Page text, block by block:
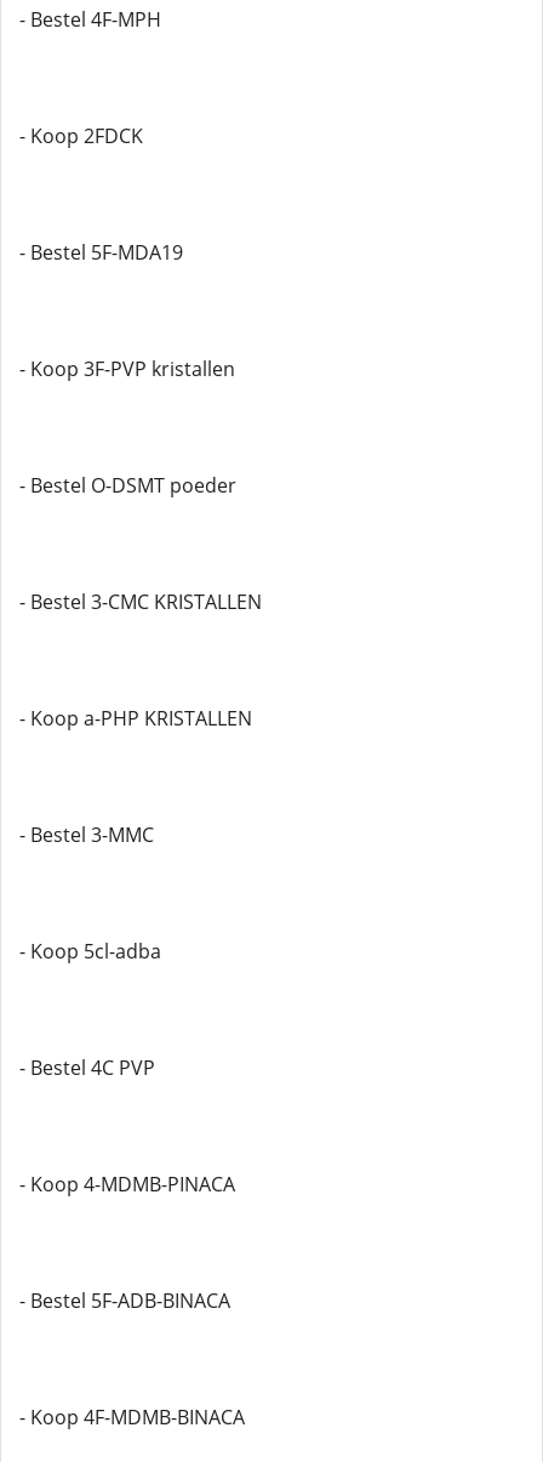
- Bestel 4F-MPH
- Koop 2FDCK
- Bestel 5F-MDA19
- Koop 3F-PVP kristallen
- Bestel O-DSMT poeder
- Bestel 3-CMC KRISTALLEN
- Koop a-PHP KRISTALLEN
- Bestel 3-MMC
- Koop 5cl-adba
- Bestel 4C PVP
- Koop 4-MDMB-PINACA
- Bestel 5F-ADB-BINACA
- Koop 4F-MDMB-BINACA